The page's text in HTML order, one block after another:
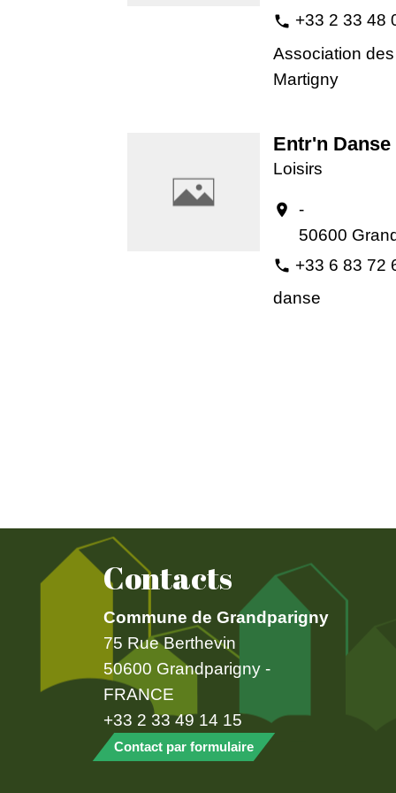
phone +33 2 33 48
Association
Martigny
Entr'n Danse
Loisirs
location_on
-
50600
phone +33 6 83 72
danse
Contacts
Commune de Grandparigny
75 Rue Berthevin
50600 Grandparigny -
FRANCE
+33 2 33 49 14 15
Contact par formulaire